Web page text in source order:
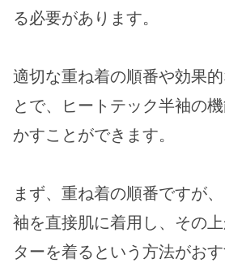
る必要があります。
適切な重ね着の順番や効果
とで、ヒートテック半袖の
かすことができます。
まず、重ね着の順番ですが
袖を直接肌に着用し、その
ターを着るという方法がおす